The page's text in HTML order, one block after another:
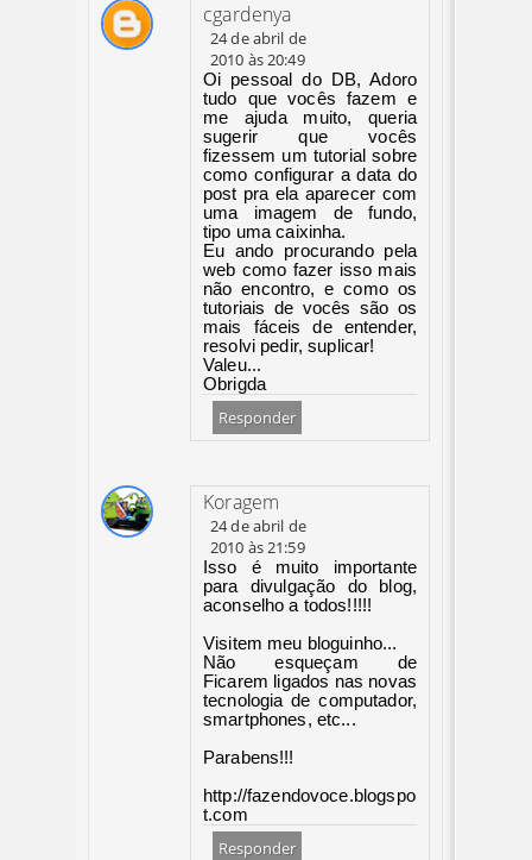
cgardenya
24 de abril de
2010 às 20:49
Oi pessoal do DB, Adoro
tudo que vocês fazem e
me ajuda muito, queria
sugerir que vocês
fizessem um tutorial sobre
como configurar a data do
post pra ela aparecer com
uma imagem de fundo,
tipo uma caixinha.
Eu ando procurando pela
web como fazer isso mais
não encontro, e como os
tutoriais de vocês são os
mais fáceis de entender,
resolvi pedir, suplicar!
Valeu...
Obrigda
Responder
Koragem
24 de abril de
2010 às 21:59
Isso é muito importante
para divulgação do blog,
aconselho a todos!!!!!
Visitem meu bloguinho...
Não esqueçam de
Ficarem ligados nas novas
tecnologia de computador,
smartphones, etc...
Parabens!!!
http://fazendovoce.blogspo
t.com
Responder